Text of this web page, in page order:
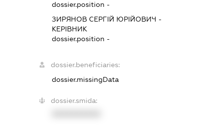
dossier.position -
ЗИРЯНОВ СЕРГІЙ ЮРІЙОВИЧ -
КЕРІВНИК
dossier.position -
dossier.beneficiaries:
dossier.missingData
dossier.smida: